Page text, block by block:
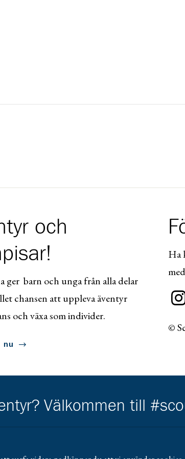
och
ger barn och unga från alla delar
chansen att uppleva äventyr
och växa som individer.
nu
Ha
©
Välkommen till